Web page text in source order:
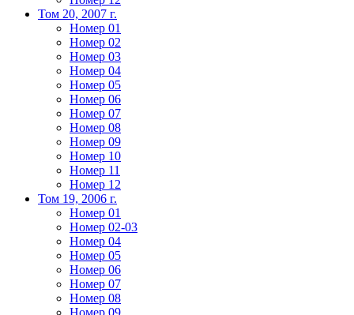
Том 20, 2007 г.
Номер 01
Номер 02
Номер 03
Номер 04
Номер 05
Номер 06
Номер 07
Номер 08
Номер 09
Номер 10
Номер 11
Номер 12
Том 19, 2006 г.
Номер 01
Номер 02-03
Номер 04
Номер 05
Номер 06
Номер 07
Номер 08
Номер 09